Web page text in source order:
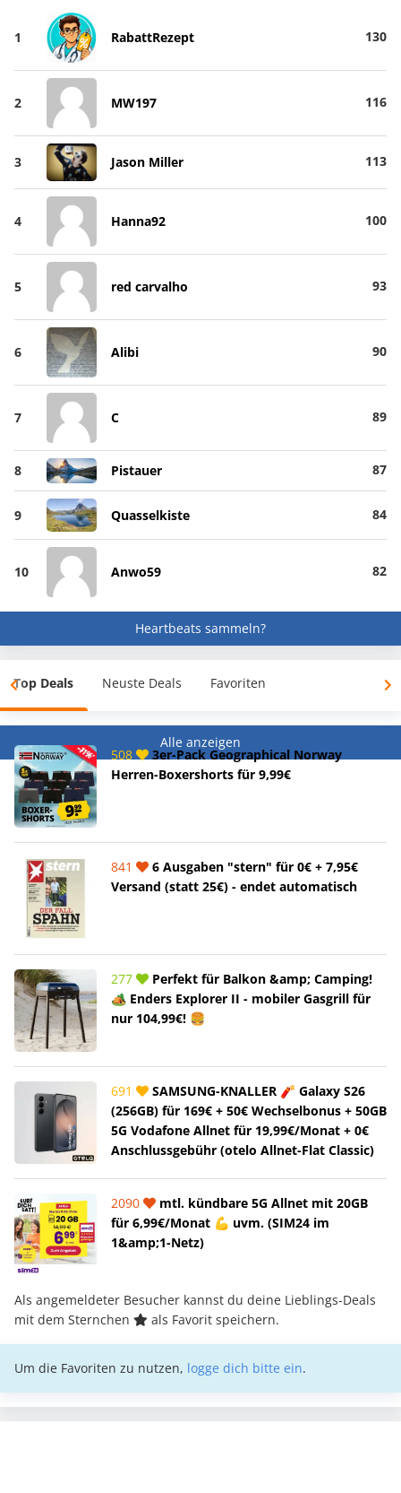
1 RabattRezept 130
2 MW197 116
3 Jason Miller 113
4 Hanna92 100
5 red carvalho 93
6 Alibi 90
7 C 89
8 Pistauer 87
9 Quasselkiste 84
10 Anwo59 82
Heartbeats sammeln?
Top Deals Neuste Deals Favoriten
Alle anzeigen
508
3er-Pack Geographical Norway
Herren-Boxershorts für 9,99€
841
6 Ausgaben "stern" für 0€ + 7,95€
Versand (statt 25€) - endet automatisch
277
Perfekt für Balkon &amp; Camping!
🏕️ Enders Explorer II - mobiler Gasgrill für
nur 104,99€! 🍔
691
SAMSUNG-KNALLER 🧨 Galaxy S26
(256GB) für 169€ + 50€ Wechselbonus + 50GB
5G Vodafone Allnet für 19,99€/Monat + 0€
Anschlussgebühr (otelo Allnet-Flat Classic)
2090
mtl. kündbare 5G Allnet mit 20GB
für 6,99€/Monat 💪 uvm. (SIM24 im
1&amp;1-Netz)
Als angemeldeter Besucher kannst du deine Lieblings-Deals
mit dem Sternchen
als Favorit speichern.
Um die Favoriten zu nutzen, logge dich bitte ein.